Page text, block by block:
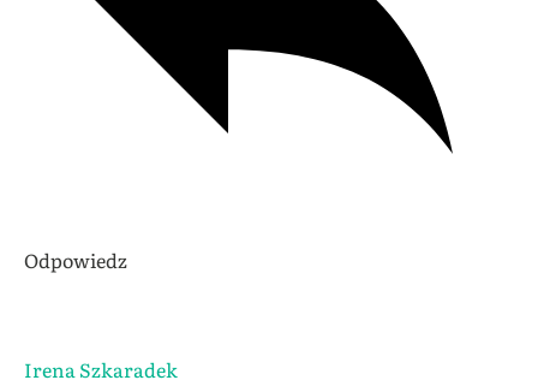
Odpowiedz
Irena Szkaradek